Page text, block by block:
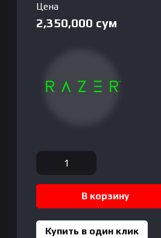
Цена
2,350,000 сум
Количество
товара
RAZER
BLACKWIDOW
Mini
В корзину
Купить в один клик